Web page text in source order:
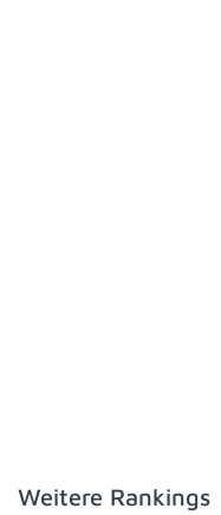
Weitere Rankings